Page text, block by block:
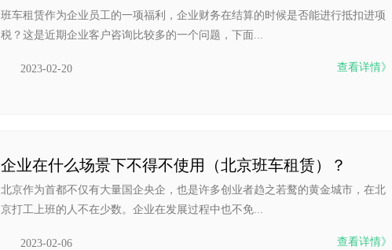
班车租赁作为企业员工的一项福利，企业财务在结算的时候是否能进行抵扣进项
税？这是近期企业客户咨询比较多的一个问题，下面...
查看详情》
2023-02-20
企业在什么场景下不得不使用（北京班车租赁）？
北京作为首都不仅有大量国企央企，也是许多创业者趋之若鹜的黄金城市，在北
京打工上班的人不在少数。企业在发展过程中也不免...
查看详情》
2023-02-06